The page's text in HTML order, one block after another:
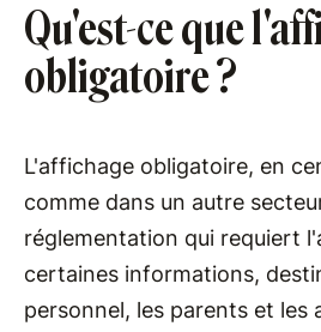
Qu'est-ce que
obligatoire ?
L'affichage obligatoire, en
comme dans un autre
réglementation qui requiert
certaines informations,
personnel, les parents et les